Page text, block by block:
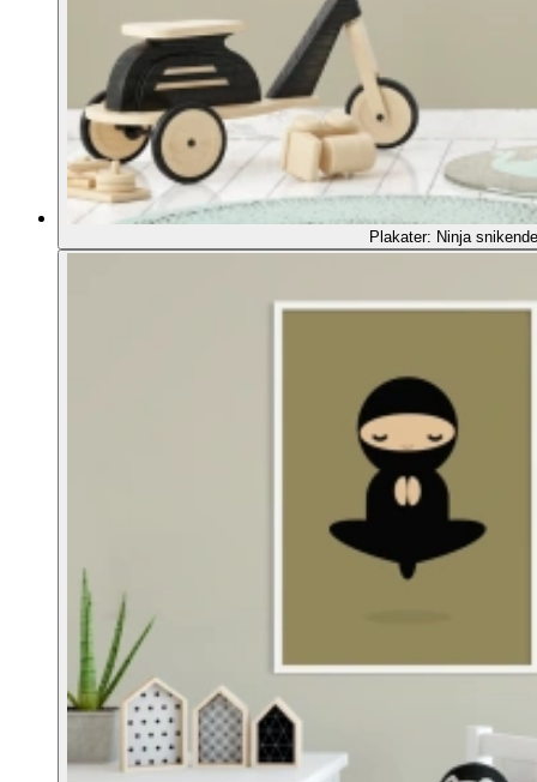
Plakater: Ninja